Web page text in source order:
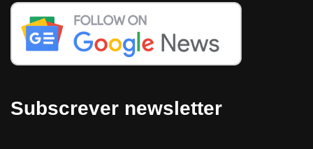
Subscrever newsletter